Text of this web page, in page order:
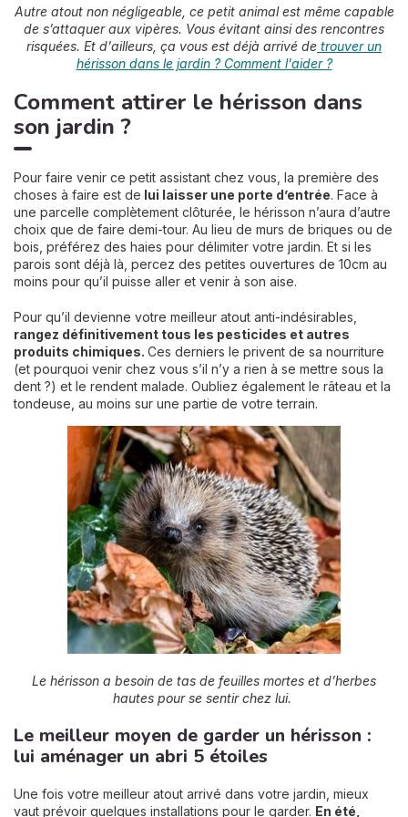
Autre atout non négligeable, ce petit animal est même capable
de s’attaquer aux vipères. Vous évitant ainsi des rencontres
risquées. Et d'ailleurs, ça vous est déjà arrivé de trouver un
hérisson dans le jardin ? Comment l'aider ?
Comment attirer le hérisson dans
son jardin ?
Pour faire venir ce petit assistant chez vous, la première des
choses à faire est de lui laisser une porte d’entrée. Face à
une parcelle complètement clôturée, le hérisson n’aura d’autre
choix que de faire demi-tour. Au lieu de murs de briques ou de
bois, préférez des haies pour délimiter votre jardin. Et si les
parois sont déjà là, percez des petites ouvertures de 10cm au
moins pour qu’il puisse aller et venir à son aise.
Pour qu’il devienne votre meilleur atout anti-indésirables,
rangez définitivement tous les pesticides et autres
produits chimiques. Ces derniers le privent de sa nourriture
(et pourquoi venir chez vous s’il n’y a rien à se mettre sous la
dent ?) et le rendent malade. Oubliez également le râteau et la
tondeuse, au moins sur une partie de votre terrain.
Le hérisson a besoin de tas de feuilles mortes et d’herbes
hautes pour se sentir chez lui.
Le meilleur moyen de garder un hérisson :
lui aménager un abri 5 étoiles
Une fois votre meilleur atout arrivé dans votre jardin, mieux
vaut prévoir quelques installations pour le garder. En été,